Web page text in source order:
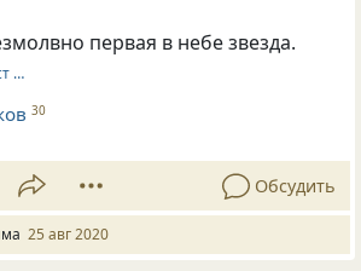
первая в небе звезда.
…
30
Обсудить
25 авг 2020